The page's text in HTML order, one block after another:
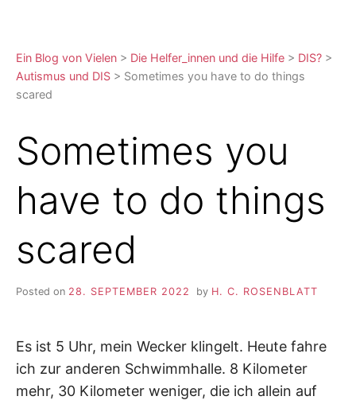
Ein Blog von Vielen > Die Helfer_innen und die Hilfe > DIS? >
Autismus und DIS > Sometimes you have to do things
scared
Sometimes you
have to do things
scared
Posted on 28. SEPTEMBER 2022 by H. C. ROSENBLATT
Es ist 5 Uhr, mein Wecker klingelt. Heute fahre
ich zur anderen Schwimmhalle. 8 Kilometer
mehr, 30 Kilometer weniger, die ich allein auf